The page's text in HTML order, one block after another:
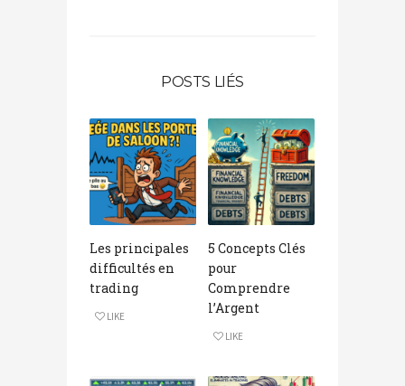
POSTS LIÉS
Les principales
difficultés en
trading
LIKE
5 Concepts Clés
pour
Comprendre
l’Argent
LIKE